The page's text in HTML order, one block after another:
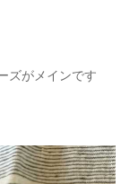
ズがメインです